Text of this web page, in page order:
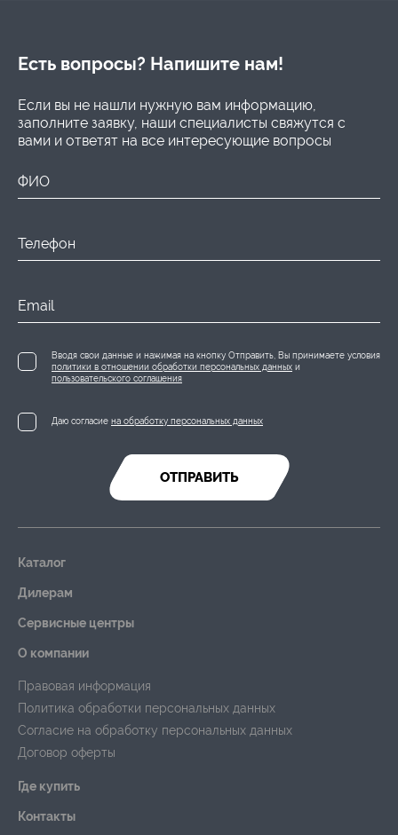
Есть вопросы? Напишите нам!
Если вы не нашли нужную вам информацию,
заполните заявку, наши специалисты свяжутся с
вами и ответят на все интересующие вопросы
ФИО
Телефон
Email
Вводя свои данные и нажимая на кнопку Отправить, Вы принимаете условия
политики в отношении обработки персональных данных и
пользовательского соглашения
Даю согласие на обработку персональных данных
ОТПРАВИТЬ
Каталог
Дилерам
Сервисные центры
О компании
Правовая информация
Политика обработки персональных данных
Согласие на обработку персональных данных
Договор оферты
Где купить
Контакты